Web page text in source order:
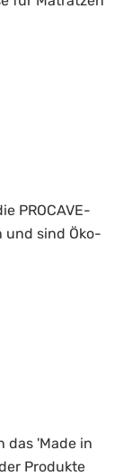
PROCAVE-
und sind Öko-
das 'Made in
Produkte